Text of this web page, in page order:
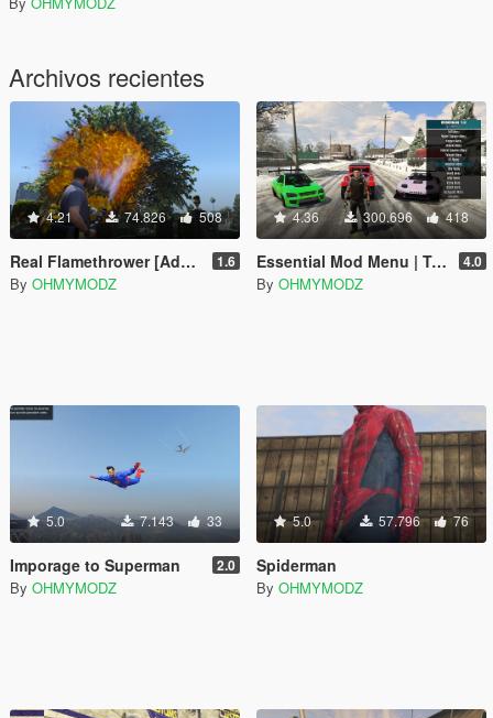
Archivos recientes
4.21 74.826 508
Real Flamethrower [Add-On] 1.6
By OHMYMODZ
4.36 300.696 418
Essential Mod Menu | Trainer [SP] [OUTDATED] 4.0
By OHMYMODZ
5.0 7.143 33
Imporage to Superman 2.0
By OHMYMODZ
5.0 57.796 76
Spiderman
By OHMYMODZ